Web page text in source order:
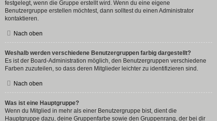
festgelegt, wenn die Gruppe erstellt wird. Wenn du eine eigene
Benutzergruppe erstellen möchtest, dann solltest du einen Administrator
kontaktieren.
Nach oben
Weshalb werden verschiedene Benutzergruppen farbig dargestellt?
Es ist der Board-Administration möglich, den Benutzergruppen verschiedene
Farben zuzuteilen, so dass deren Mitglieder leichter zu identifizieren sind.
Nach oben
Was ist eine Hauptgruppe?
Wenn du Mitglied in mehr als einer Benutzergruppe bist, dient die
Hauptgruppe dazu, deine Gruppenfarbe sowie den Gruppenrang, der bei dir